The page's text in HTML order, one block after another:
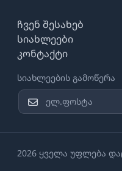
ჩვენ შესახებ
სიახლეები
კონტაქტი
სიახლეების გამოწერა
2026 ყველა უფლება